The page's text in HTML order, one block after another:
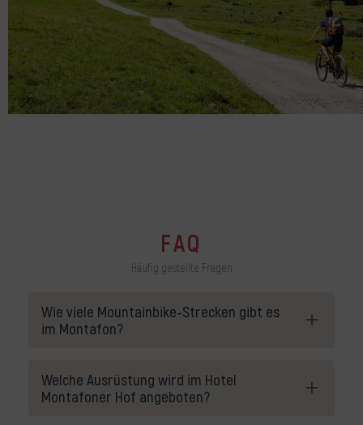
FAQ
Häufig gestellte Fragen
Wie viele Mountainbike-Strecken gibt es
im Montafon?
Welche Ausrüstung wird im Hotel
Montafoner Hof angeboten?